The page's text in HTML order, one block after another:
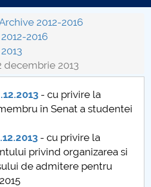
al Proiectelor
Facultăți
2012-2016
2016
decembrie 2013
- cu privire la
în Senat a studentei
- cu privire la
privind organizarea si
de admitere pentru